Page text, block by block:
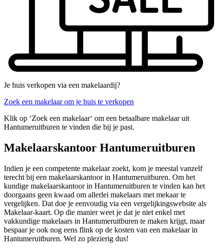
Je huis verkopen via een makelaardij?
Zoek een makelaar om je huis te verkopen
Klik op ‘Zoek een makelaar‘ om een betaalbare makelaar uit
Hantumeruitburen te vinden die bij je past.
Makelaarskantoor Hantumeruitburen
Indien je een competente makelaar zoekt, kom je meestal vanzelf
terecht bij een makelaarskantoor in Hantumeruitburen. Om het
kundige makelaarskantoor in Hantumeruitburen te vinden kan het
doorgaans geen kwaad om allerlei makelaars met mekaar te
vergelijken. Dat doe je eenvoudig via een vergelijkingswebsite als
Makelaar-kaart. Op die manier weet je dat je niet enkel met
vakkundige makelaars in Hantumeruitburen te maken krijgt, maar
bespaar je ook nog eens flink op de kosten van een makelaar in
Hantumeruitburen. Wel zo plezierig dus!